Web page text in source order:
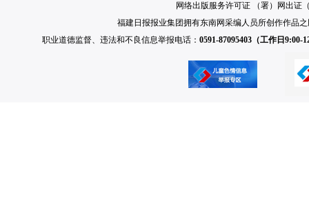
网络出版服务许可证 （署）网出证
福建日报报业集团拥有东南网采编人员所创作作品
职业道德监督、违法和不良信息举报电话： 0591-87095403（工作日9:00-